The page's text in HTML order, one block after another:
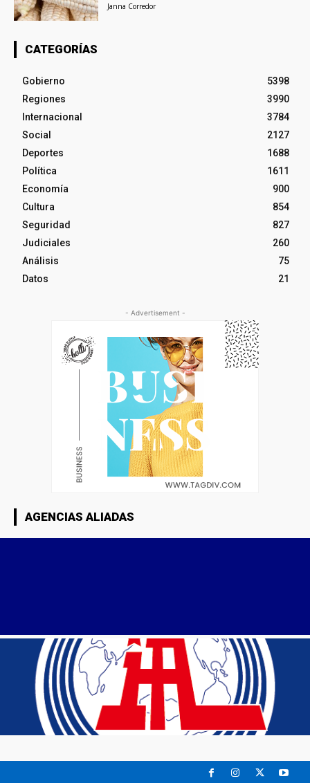
Janna Corredor
CATEGORÍAS
Gobierno
5398
Regiones
3990
Internacional
3784
Social
2127
Deportes
1688
Política
1611
Economía
900
Cultura
854
Seguridad
827
Judiciales
260
Análisis
75
Datos
21
- Advertisement -
AGENCIAS ALIADAS